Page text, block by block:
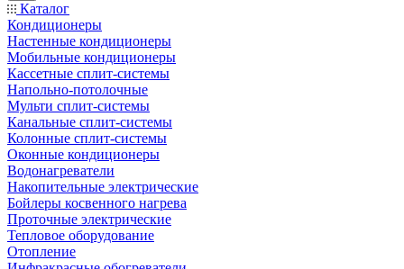
Каталог
Кондиционеры
Настенные кондиционеры
Мобильные кондиционеры
Кассетные сплит-системы
Напольно-потолочные
Мульти сплит-системы
Канальные сплит-системы
Колонные сплит-системы
Оконные кондиционеры
Водонагреватели
Накопительные электрические
Бойлеры косвенного нагрева
Проточные электрические
Тепловое оборудование
Отопление